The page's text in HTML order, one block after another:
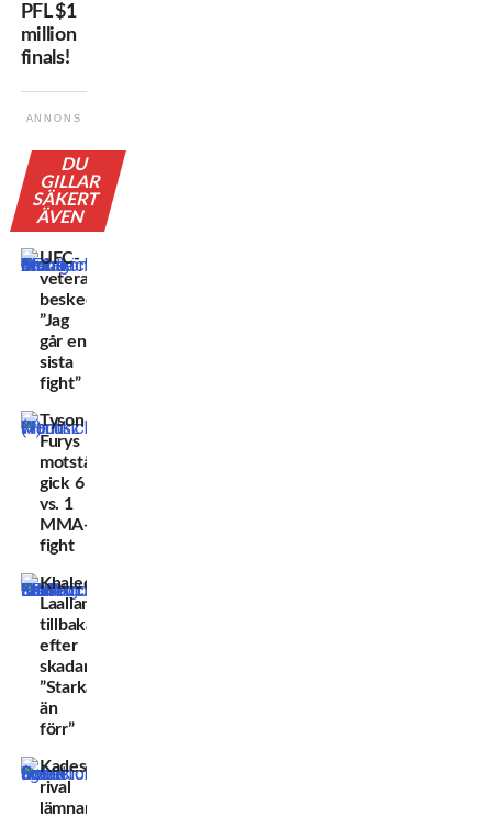
PFL $1
million
finals!
ANNONS
DU
GILLAR
SÄKERT
ÄVEN
UFC-
veteranens
besked:
”Jag
går en
sista
fight”
Tyson
Furys
motståndare
gick 6
vs. 1
MMA-
fight
Khaled
Laallam
tillbaka
efter
skadan:
”Starkare
än
förr”
Kadestams
rival
lämnar